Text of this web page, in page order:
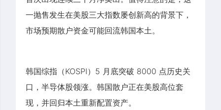
一抛售发生在美股三大指数屡创新高的背景下，
市场预期散户资金可能回流韩国本土。
韩国综指（KOSPI）5 月底突破 8000 点历史关
口，半导体股领涨。韩国散户正在美股高位套
现，并回归本土重新配置资产。